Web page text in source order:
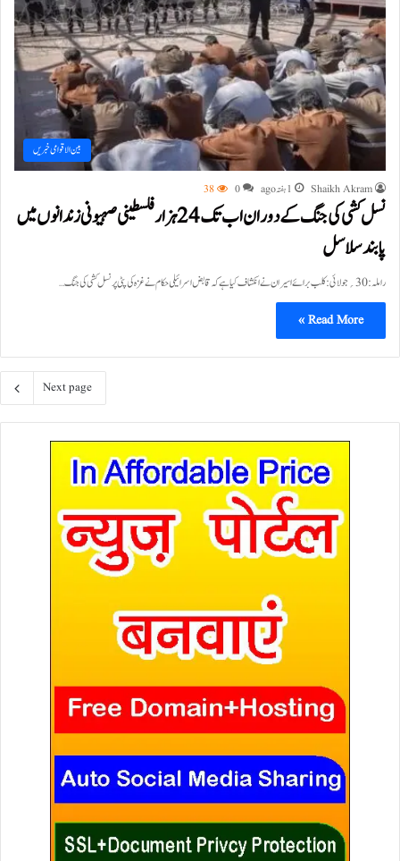
بین الاقوامی خبریں
Shaikh Akram 1 ہفتہ ago 0
38
نسل کشی کی جنگ کے دوران اب تک 24ہزار فلسطینی صہیونی زندانوں میں
پابند سلاسل
راملہ:30؍جولائی:کلب برائے اسیران نے انکشاف کیا ہے کہ قابض اسرائیلی حکام نے غزہ کی پٹی پر نسل کشی کی جنگ…
Read More »
Next page